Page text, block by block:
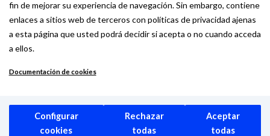
fin de mejorar su experiencia de navegación. Sin embargo, contiene
enlaces a sitios web de terceros con políticas de privacidad ajenas
a esta página que usted podrá decidir si acepta o no cuando acceda
a ellos.
Documentación de cookies
Configurar
cookies
Rechazar
todas
Aceptar
todas
internacional del Alcalde. ​
Madrid